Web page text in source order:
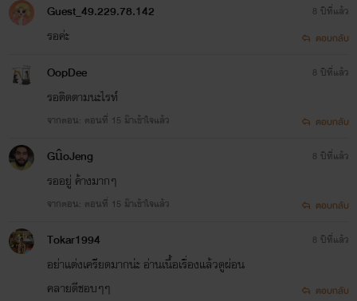
Guest_49.229.78.142
รอค่ะ
8 ปีที่แล้ว
ตอบกลับ
OopDee
รอติดตามนะไรท์
จากตอน: ตอนที่ 15 ม๊าเข้าใจแล้ว
8 ปีที่แล้ว
ตอบกลับ
GûoJeng
รออยู่ ค้างมากๆ
จากตอน: ตอนที่ 15 ม๊าเข้าใจแล้ว
8 ปีที่แล้ว
ตอบกลับ
Tokar1994
อย่าแต่งเครียดมากน่ะ อ่านเนื้อเรื่องแล้วดูผ่อน
คลายดีชอบๆๆ
8 ปีที่แล้ว
ตอบกลับ